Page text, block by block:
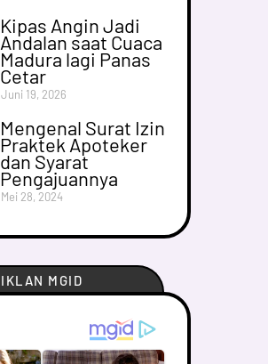
Kipas Angin Jadi
Andalan saat Cuaca
Madura lagi Panas
Cetar
Juni 19, 2026
Mengenal Surat Izin
Praktek Apoteker
dan Syarat
Pengajuannya
Mei 28, 2024
IKLAN MGID